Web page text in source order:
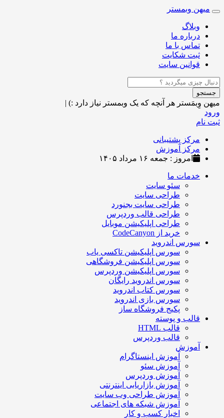
Toggle
navigation
میهن وبمستر
وبلاگ
درباره ما
تماس با ما
ثبت شکایت
قوانین سایت
جستجو
میهن وِبمَستر هر آنچه که یک وبمستر نیاز دارد :) |
ورود
ثبت نام
مرکز پشتیبانی
مرکز آموزش
امروز : جمعه ۱۶ مرداد ۱۴۰۵
خدمات ما
سئو سایت
طراحی سایت
طراحی سایت بجنورد
طراحی قالب وردپرس
طراحی اپلیکیشن موبایل
خرید از CodeCanyon
سورس اندروید
سورس اپلیکیشن تاکسی یاب
سورس اپلیکیشن فروشگاهی
سورس اپلیکیشن وردپرس
سورس اندروید رایگان
سورس کتاب اندروید
سورس بازی اندروید
پکیج فروشگاه ساز
قالب و پوسته
قالب HTML
قالب وردپرس
آموزش
آموزش اینستاگرام
آموزش سئو
آموزش وردپرس
آموزش بازاریابی اینترنتی
آموزش طراحی وب سایت
آموزش شبکه های اجتماعی
اخبار کسب و کار